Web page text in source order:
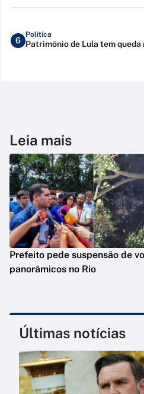
6
Política
Patrimônio de Lula tem queda
Leia mais
Prefeito pede suspensão de
panorâmicos no Rio
Últimas notícias